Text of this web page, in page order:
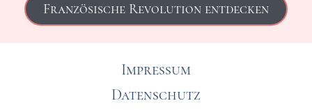
Französische Revolution entdecken
Impressum
Datenschutz